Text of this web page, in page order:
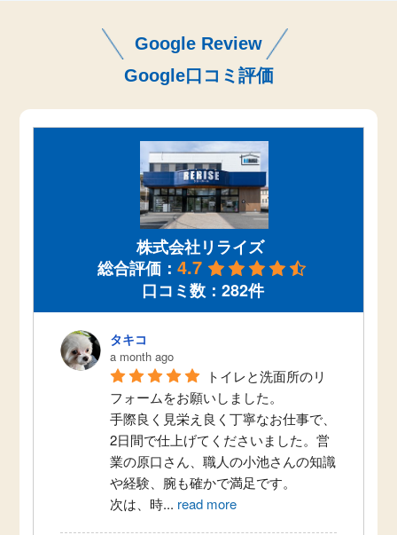
Google Review
Google口コミ評価
株式会社リライズ
総合評価： 4.7
口コミ数：282件
タキコ
a month ago
トイレと洗面所のリ
フォームをお願いしました。
手際良く見栄え良く丁寧なお仕事で、
2日間で仕上げてくださいました。営
業の原口さん、職人の小池さんの知識
や経験、腕も確かで満足です。
次は、時... read more